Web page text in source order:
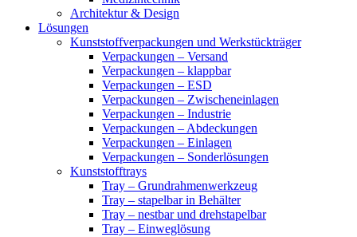
Architektur & Design
Lösungen
Kunststoffverpackungen und Werkstückträger
Verpackungen – Versand
Verpackungen – klappbar
Verpackungen – ESD
Verpackungen – Zwischeneinlagen
Verpackungen – Industrie
Verpackungen – Abdeckungen
Verpackungen – Einlagen
Verpackungen – Sonderlösungen
Kunststofftrays
Tray – Grundrahmenwerkzeug
Tray – stapelbar in Behälter
Tray – nestbar und drehstapelbar
Tray – Einweglösung